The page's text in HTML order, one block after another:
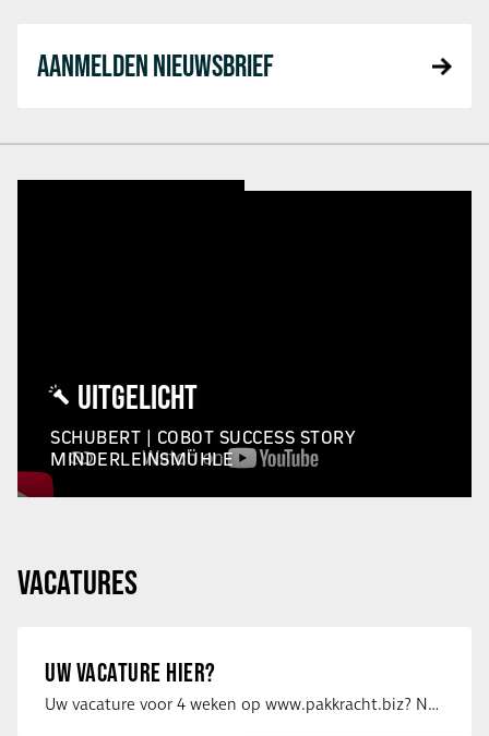
AANMELDEN NIEUWSBRIEF
UITGELICHT
SCHUBERT | COBOT SUCCESS STORY
MINDERLEINSMÜHLE
VACATURES
UW VACATURE HIER?
Uw vacature voor 4 weken op www.pakkracht.biz? Neem dan contact op met Yannick van …